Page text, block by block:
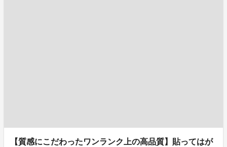
【質感にこだわったワンランク上の高品質】貼ってはが